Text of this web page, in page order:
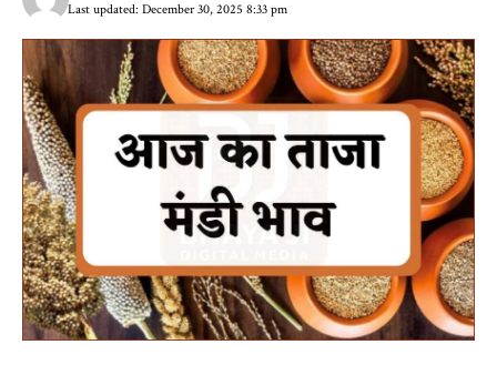
Last updated: December 30, 2025 8:33 pm